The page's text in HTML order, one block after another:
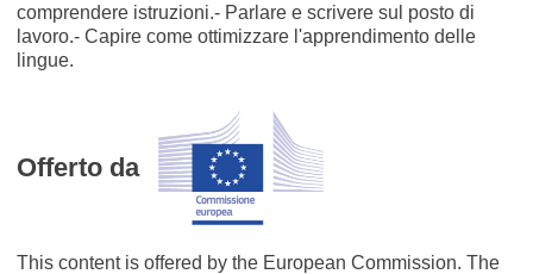
comprendere istruzioni.- Parlare e scrivere sul posto di
lavoro.- Capire come ottimizzare l'apprendimento delle
lingue.
Offerto da
This content is offered by the European Commission. The